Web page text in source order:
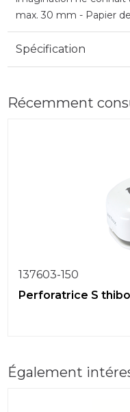
max. 30 mm - Papier
Spécification
Récemment
137603-150
Perforatrice S
Également